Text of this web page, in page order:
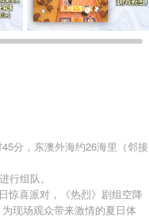
分，东澳外海约26海里（邻接
组队。
惊喜派对，《热烈》剧组空降
现场观众带来激情的夏日体